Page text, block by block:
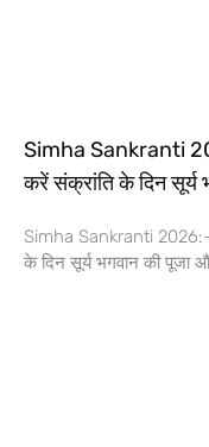
Simha Sankranti
करें संक्रांति के दिन सूर्य
Simha Sankranti
के दिन सूर्य भगवान की पूजा